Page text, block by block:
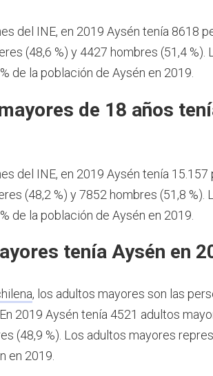
del INE, en 2019 Aysén tenía 8618
(48,6 %) y 4427 hombres (51,4 %).
de la población de Aysén en 2019.
de 18 años
del INE, en 2019 Aysén tenía 15.157
(48,2 %) y 7852 hombres (51,8 %).
de la población de Aysén en 2019.
tenía Aysén en
, los adultos mayores son las
En 2019 Aysén tenía 4521 adultos
(48,9 %). Los adultos mayores
en 2019.